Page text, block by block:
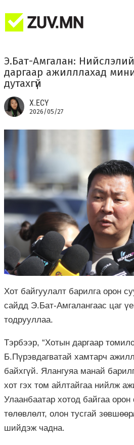
Э.Бат-Амгалан:
даргаар ажилллахад
дутахгүй
Х.ЕСҮ
2026/05/27
Хот байгуулалт барилга орон
сайдд Э.Бат-Амгалангаас цаг
тодрууллаа.
Тэрбээр, “Хотын даргаар
Б.Пүрэвдагватай хамтарч
байхгүй. Ялангуяа манай
хот гэх том айлтайгаа нийлж
Улаанбаатар хотод байгаа
төлөвлөлт, олон тусгай
шийдэж чадна.